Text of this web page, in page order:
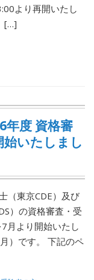
より再開いたし
[…]
年度 資格審
いたしまし
（東京CDE）及び
）の資格審査・受
月より開始いたし
）です。 下記のペ